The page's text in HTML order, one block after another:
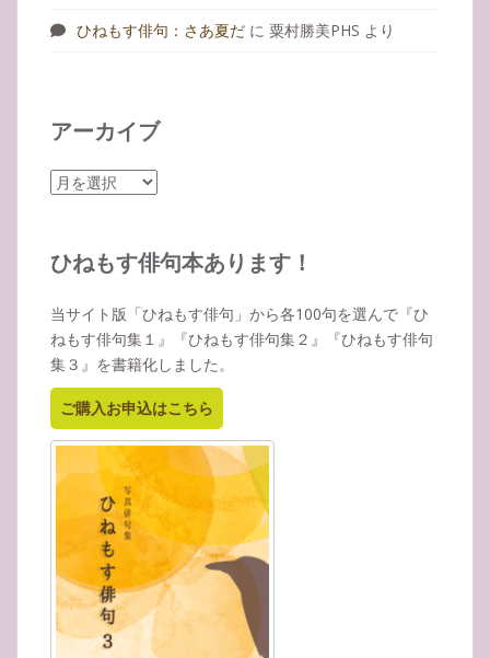
ひねもす俳句：さあ夏だ に 粟村勝美PHS より
アーカイブ
ア
イ
ひねもす俳句本あります！
当サイト版「ひねもす俳句」から各100句を選んで『ひ
ねもす俳句集１』『ひねもす俳句集２』『ひねもす俳句
集３』を書籍化しました。
ご購入お申込はこちら